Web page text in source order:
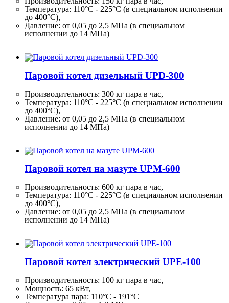
Температура: 110°C - 225°C (в специальном исполнении
до 400°C),
Давление: от 0,05 до 2,5 МПа (в специальном
исполнении до 14 МПа)
Паровой котел дизельный UPD-300
Производительность: 300 кг пара в час,
Температура: 110°C - 225°C (в специальном исполнении
до 400°C),
Давление: от 0,05 до 2,5 МПа (в специальном
исполнении до 14 МПа)
Паровой котел на мазуте UPM-600
Производительность: 600 кг пара в час,
Температура: 110°C - 225°C (в специальном исполнении
до 400°C),
Давление: от 0,05 до 2,5 МПа (в специальном
исполнении до 14 МПа)
Паровой котел электрический UPE-100
Производительность: 100 кг пара в час,
Мощность: 65 кВт,
Температура пара: 110°C - 191°C